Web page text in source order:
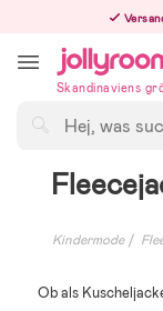
innehållet
Bestelle
Skandinaviens
Kindermode
Ob als